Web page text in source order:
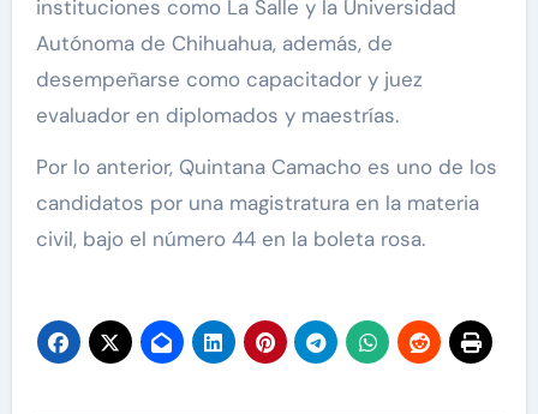
instituciones como La Salle y la Universidad
Autónoma de Chihuahua, además, de
desempeñarse como capacitador y juez
evaluador en diplomados y maestrías.
Por lo anterior, Quintana Camacho es uno de los
candidatos por una magistratura en la materia
civil, bajo el número 44 en la boleta rosa.